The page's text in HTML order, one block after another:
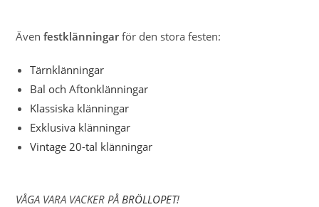
Ävenfestklänningarför den stora festen:
Tärnklänningar
Bal och Aftonklänningar
Klassiska klänningar
Exklusiva klänningar
Vintage 20-tal klänningar
VÅGA VARA VACKER PÅ BRÖLLOPET!